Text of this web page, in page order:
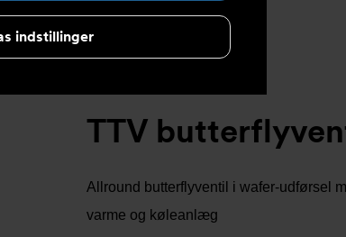
indstillinger
TTV
Allround butterflyventil i wafer-udførsel
varme og køleanlæg